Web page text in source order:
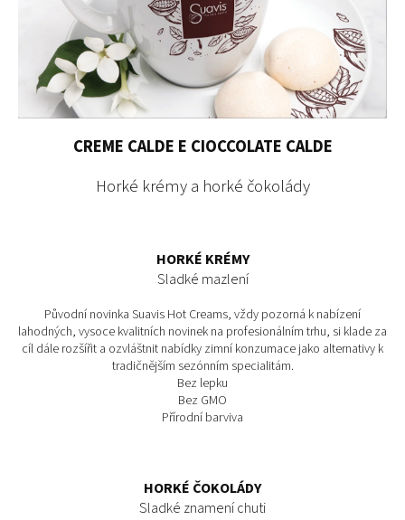
CREME CALDE E CIOCCOLATE CALDE
Horké krémy a horké čokolády
HORKÉ KRÉMY
Sladké mazlení
Původní novinka Suavis Hot Creams, vždy pozorná k nabízení
lahodných, vysoce kvalitních novinek na profesionálním trhu, si klade za
cíl dále rozšířit a ozvláštnit nabídky zimní konzumace jako alternativy k
tradičnějším sezónním specialitám.
Bez lepku
Bez GMO
Přírodní barviva
HORKÉ ČOKOLÁDY
Sladké znamení chuti